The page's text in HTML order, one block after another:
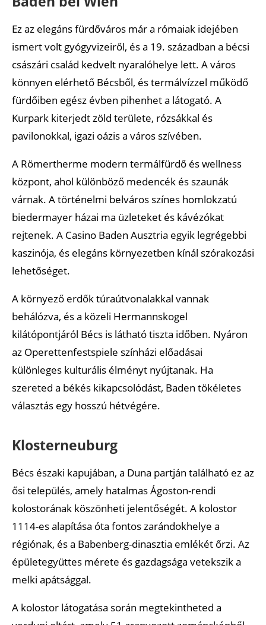
Ez az elegáns fürdőváros már a rómaiak idejében
ismert volt gyógyvizeiről, és a 19. században a bécsi
császári család kedvelt nyaralóhelye lett. A város
könnyen elérhető Bécsből, és termálvízzel működő
fürdőiben egész évben pihenhet a látogató. A
Kurpark kiterjedt zöld területe, rózsákkal és
pavilonokkal, igazi oázis a város szívében.
A Römertherme modern termálfürdő és wellness
központ, ahol különböző medencék és szaunák
várnak. A történelmi belváros színes homlokzatú
biedermayer házai ma üzleteket és kávézókat
rejtenek. A Casino Baden Ausztria egyik legrégebbi
kaszinója, és elegáns környezetben kínál szórakozási
lehetőséget.
A környező erdők túraútvonalakkal vannak
behálózva, és a közeli Hermannskogel
kilátópontjáról Bécs is látható tiszta időben. Nyáron
az Operettenfestspiele színházi előadásai
különleges kulturális élményt nyújtanak. Ha
szereted a békés kikapcsolódást, Baden tökéletes
választás egy hosszú hétvégére.
Klosterneuburg
Bécs északi kapujában, a Duna partján található ez az
ősi település, amely hatalmas Ágoston-rendi
kolostorának köszönheti jelentőségét. A kolostor
1114-es alapítása óta fontos zarándokhelye a
régiónak, és a Babenberg-dinasztia emlékét őrzi. Az
épületegyüttes mérete és gazdagsága vetekszik a
melki apátsággal.
A kolostor látogatása során megtekintheted a